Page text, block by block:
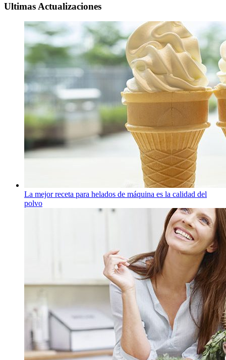
Ultimas Actualizaciones
La mejor receta para helados de máquina es la calidad del
polvo